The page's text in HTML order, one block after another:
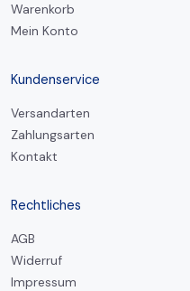
Warenkorb
Mein Konto
Kundenservice
Versandarten
Zahlungsarten
Kontakt
Rechtliches
AGB
Widerruf
Impressum